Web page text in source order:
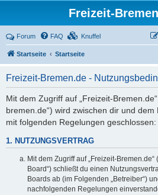
Freizeit-
Forum FAQ Knuffel
Startseite Startseite
Freizeit-Bremen.de -
Mit dem Zugriff auf „Freizeit-
bremen.de“) wird zwischen dir und dem
mit folgenden Regelungen geschlossen:
1. NUTZUNGSVERTRAG
Mit dem Zugriff auf „Freizeit-
Board“) schließt du einen
Boards ab (im Folgenden „Betreiber“)
nachfolgenden Regelungen